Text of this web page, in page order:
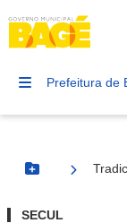
Prefeitura de
Botão Menu
SECUL